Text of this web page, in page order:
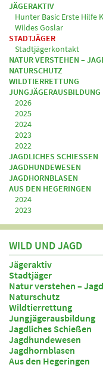
JÄGERAKTIV
Hunter Basic Erste Hilfe
Wildes Goslar
STADTJÄGER
Stadtjägerkontakt
NATUR VERSTEHEN –
NATURSCHUTZ
WILDTIERRETTUNG
JUNGJÄGERAUSBILDUNG
2026
2025
2024
2023
2022
JAGDLICHES SCHIESSEN
JAGDHUNDEWESEN
JAGDHORNBLASEN
AUS DEN HEGERINGEN
2024
2023
WILD UND JAGD
Jägeraktiv
Stadtjäger
Natur verstehen –
Naturschutz
Wildtierrettung
Jungjägerausbildung
Jagdliches Schießen
Jagdhundewesen
Jagdhornblasen
Aus den Hegeringen